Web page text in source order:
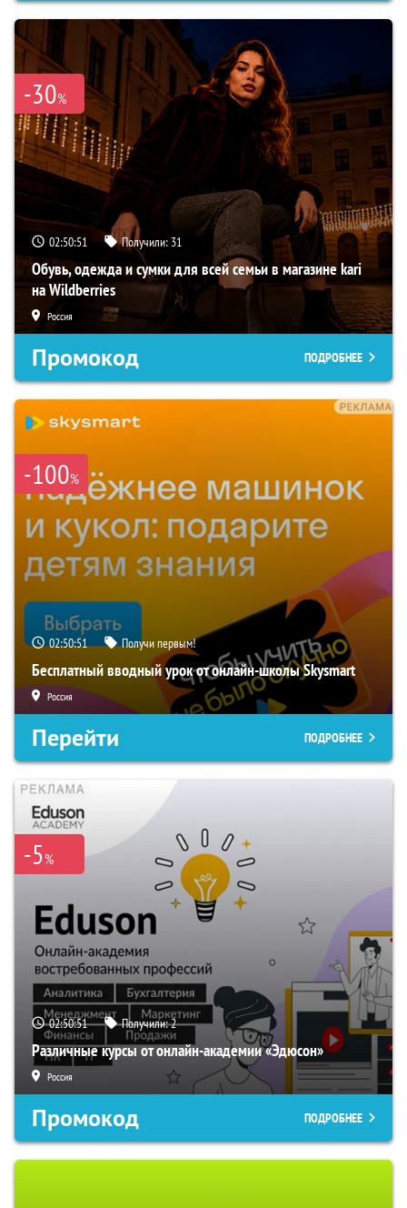
-30%
02:50:50 Получили: 31
Обувь, одежда и сумки для всей семьи в магазине kari
на Wildberries
Россия
Промокод ПОДРОБНЕЕ
-100%
02:50:50 Получи первым!
Бесплатный вводный урок от онлайн-школы Skysmart
Россия
Перейти ПОДРОБНЕЕ
-5%
02:50:50 Получили:2
Различные курсы от онлайн-академии «Эдюсон»
Россия
Промокод ПОДРОБНЕЕ